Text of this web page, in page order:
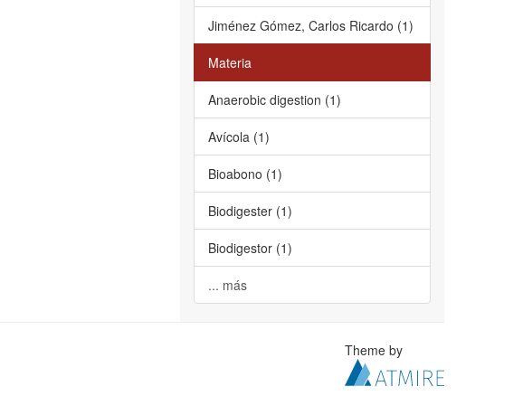
Jiménez Gómez, Carlos Ricardo (1)
Materia
Anaerobic digestion (1)
Avícola (1)
Bioabono (1)
Biodigester (1)
Biodigestor (1)
... más
Theme by